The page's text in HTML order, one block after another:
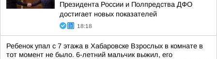
Президента России и Полпредства ДФО
достигает новых показателей
18:18
Ребенок упал с 7 этажа в Хабаровске Взрослых в комнате в
тот момент не было. 6-летний мальчик выжил, его